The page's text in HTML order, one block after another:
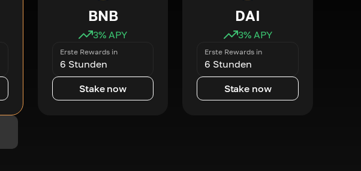
BNB
3% APY
Erste Rewards in
6 Stunden
Stake now
DAI
3% APY
Erste Rewards in
6 Stunden
Stake now